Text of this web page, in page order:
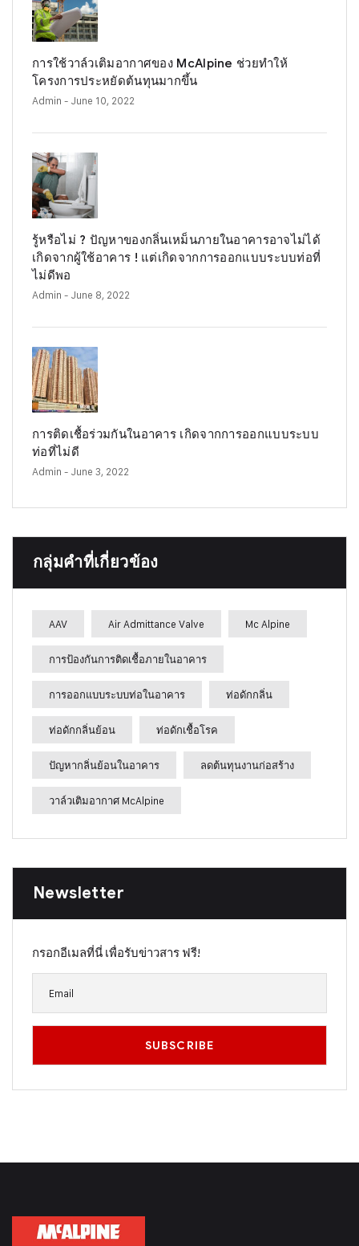
การใช้วาล์วเติมอากาศของ McAlpine ช่วยทำให้
โครงการประหยัดต้นทุนมากขึ้น
Admin - June 10, 2022
รู้หรือไม่ ? ปัญหาของกลิ่นเหม็นภายในอาคารอาจไม่ได้
เกิดจากผู้ใช้อาคาร ! แต่เกิดจากการออกแบบระบบท่อที่
ไม่ดีพอ
Admin - June 8, 2022
การติดเชื้อร่วมกันในอาคาร เกิดจากการออกแบบระบบ
ท่อที่ไม่ดี
Admin - June 3, 2022
กลุ่มคำที่เกี่ยวข้อง
AAV Air Admittance Valve Mc Alpine
การป้องกันการติดเชื้อภายในอาคาร
การออกแบบระบบท่อในอาคาร ท่อดักกลิ่น
ท่อดักกลิ่นย้อน ท่อดักเชื้อโรค
ปัญหากลิ่นย้อนในอาคาร ลดต้นทุนงานก่อสร้าง
วาล์วเติมอากาศ McAlpine
Newsletter
กรอกอีเมลที่นี่ เพื่อรับข่าวสาร ฟรี!